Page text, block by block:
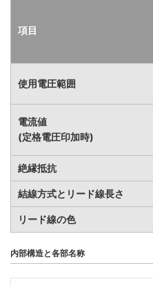
項目
使用電圧範囲
電流値
(定格電圧印加時)
絶縁抵抗
結線方式とリード線長さ
リード線の色
内部構造と各部名称